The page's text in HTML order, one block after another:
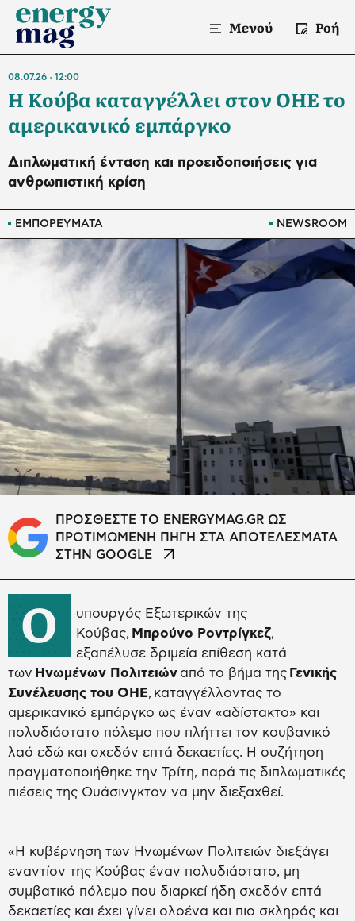
Μενού Ροή
ΕΜΠΟΡΕΥΜΑΤΑ NEWSROOM
08.07.26 12:00
Η Κούβα καταγγέλλει στον ΟΗΕ το
αμερικανικό εμπάργκο
Διπλωματική ένταση και προειδοποιήσεις για
ανθρωπιστική κρίση
ΠΡΟΣΘΕΣΤΕ ΤΟ ENERGYMAG.GR ΩΣ
ΠΡΟΤΙΜΩΜΕΝΗ ΠΗΓΗ ΣΤΑ ΑΠΟΤΕΛΕΣΜΑΤΑ
ΣΤΗΝ GOOGLE
Ο
υπουργός Εξωτερικών της
Κούβας, Μπρούνο Ροντρίγκεζ,
εξαπέλυσε δριμεία επίθεση κατά
των Ηνωμένων Πολιτειών από το βήμα της Γενικής
Συνέλευσης του ΟΗΕ, καταγγέλλοντας το
αμερικανικό εμπάργκο ως έναν «αδίστακτο» και
πολυδιάστατο πόλεμο που πλήττει τον κουβανικό
λαό εδώ και σχεδόν επτά δεκαετίες. Η συζήτηση
πραγματοποιήθηκε την Τρίτη, παρά τις διπλωματικές
πιέσεις της Ουάσινγκτον να μην διεξαχθεί.
«Η κυβέρνηση των Ηνωμένων Πολιτειών διεξάγει
εναντίον της Κούβας έναν πολυδιάστατο, μη
συμβατικό πόλεμο που διαρκεί ήδη σχεδόν επτά
δεκαετίες και έχει γίνει ολοένα και πιο σκληρός και